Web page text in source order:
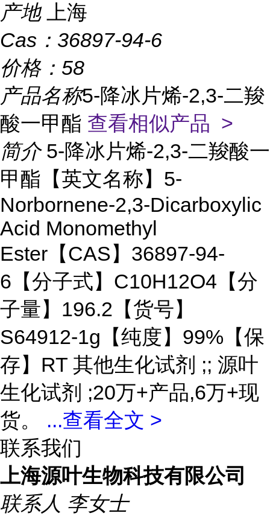
产地
上海
Cas： 36897-94-6
价格： 58
产品名称5-降冰片烯-2,3-二羧
酸一甲酯 查看相似产品 >
简介 5-降冰片烯-2,3-二羧酸一
甲酯【英文名称】5-
Norbornene-2,3-Dicarboxylic
Acid Monomethyl
Ester【CAS】36897-94-
6【分子式】C10H12O4【分
子量】196.2【货号】
S64912-1g【纯度】99%【保
存】RT 其他生化试剂 ;; 源叶
生化试剂 ;20万+产品,6万+现
货。 ...查看全文 >
联系我们
上海源叶生物科技有限公司
联系人 李女士